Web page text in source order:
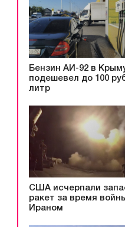
Бензин АИ-92 в
подешевел до 100
литр
США исчерпали
ракет за время
Ираном